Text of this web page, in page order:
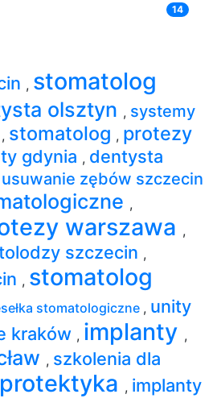
14
, stomatolog
olsztyn , systemy
, stomatolog , protezy
gdynia , dentysta
usuwanie zębów szczecin
,
warszawa ,
szczecin ,
, stomatolog
stomatologiczne , unity
kraków , implanty ,
, szkolenia dla
protektyka , implanty